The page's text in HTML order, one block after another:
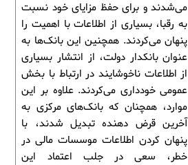
می‌شدند و برای حفظ مزایای خود نسبت
به رقبا، بسیاری از اطلاعات با اهمیت را
پنهان می‌کردند. همچنین این بانک‌ها به
عنوان بانکدار دولت، از انتشار بسیاری
از اطلاعات ناخوشایند در ارتباط با بخش
عمومی خودداری می‌کردند. علاوه بر این
موارد، همچنان که بانک‌های مرکزی به
آخرین قرض دهنده تبدیل شدند، با
پنهان کردن اطلاعات موسسات مالی در
خطر، سعی در جلب اعتماد این